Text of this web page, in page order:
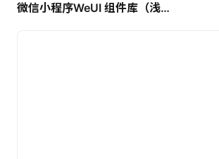
微信小程序WeUI 组件库（浅色）| 免费UI设计素材